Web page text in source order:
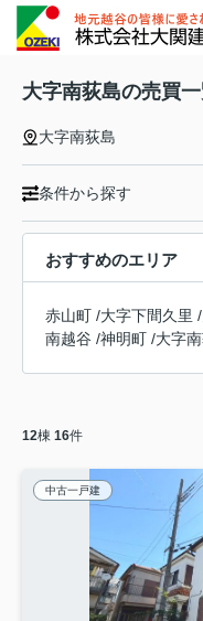
大字南荻島の売買
大字南荻島
条件から探す
おすすめのエリア
赤山町 /大字下間久里 /
南越谷 /神明町 /大字
12棟 16件
中古一戸建